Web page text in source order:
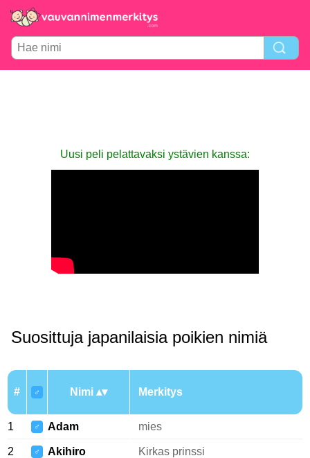
Uusi peli pelattavaksi ystävien kanssa:
Suosittuja japanilaisia poikien nimiä
# ♂ Nimi Merkitys
1 ♂ Adam mies
2 ♂ Akihiro Kirkas prinssi